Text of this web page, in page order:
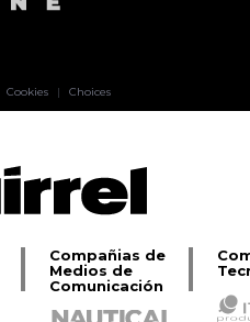
Cookies | Choices
Compañias de
Medios de
Comunicación